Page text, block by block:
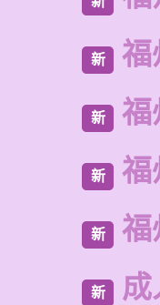
新 福
新 福
新 福
新 福
新